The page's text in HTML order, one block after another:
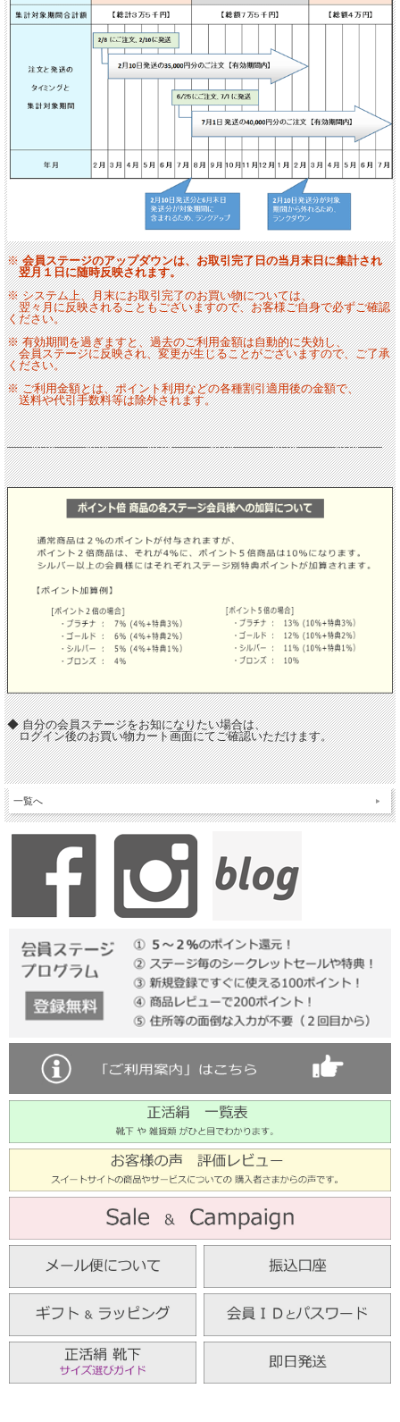
※会員ステージのアップダウンは、お取引完了日の当月末日に集計され
翌月１日に随時反映されます。
※ システム上、月末にお取引完了のお買い物については、
翌々月に反映されることもございますので、お客様ご自身で必ずご確認
ください。
※ 有効期間を過ぎますと、過去のご利用金額は自動的に失効し、
会員ステージに反映され、変更が生じることがございますので、ご了承
ください。
※ ご利用金額とは、ポイント利用などの各種割引適用後の金額で、
送料や代引手数料等は除外されます。
◆ 自分の会員ステージをお知になりたい場合は、
ログイン後のお買い物カート画面にてご確認いただけます。
一覧へ